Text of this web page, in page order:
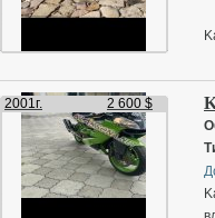
2001г. 2 600 $